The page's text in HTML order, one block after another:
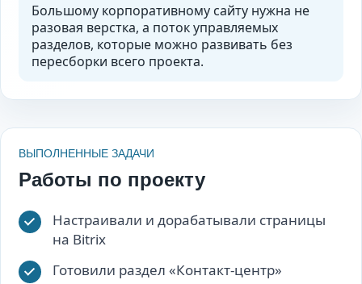
Большому корпоративному сайту нужна не
разовая верстка, а поток управляемых
разделов, которые можно развивать без
пересборки всего проекта.
ВЫПОЛНЕННЫЕ ЗАДАЧИ
Работы по проекту
Настраивали и дорабатывали страницы
на Bitrix
Готовили раздел «Контакт-центр»